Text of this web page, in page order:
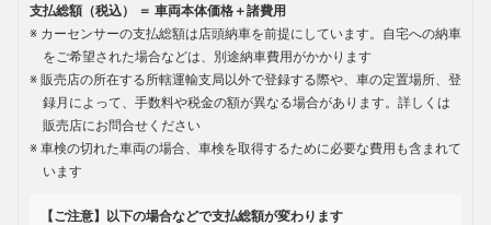
支払総額（税込） ＝ 車両本体価格＋諸費用
カーセンサーの支払総額は店頭納車を前提にしています。自宅への納車
をご希望された場合などは、別途納車費用がかかります
販売店の所在する所轄運輸支局以外で登録する際や、車の定置場所、登
録月によって、手数料や税金の額が異なる場合があります。詳しくは
販売店にお問合せください
車検の切れた車両の場合、車検を取得するために必要な費用も含まれて
います
【ご注意】以下の場合などで支払総額が変わります